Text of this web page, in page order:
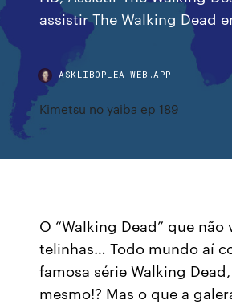
assistir The Walking Dead
ASKLIBOPLEA.WEB.APP
Kimetsu no yaiba ep 189
O “Walking Dead” que não
telinhas… Todo mundo aí
famosa série Walking
mesmo!? Mas o que a